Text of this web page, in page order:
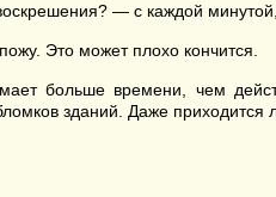
— с каждой
Это может плохо кончится.
больше времени, чем
зданий. Даже приходится